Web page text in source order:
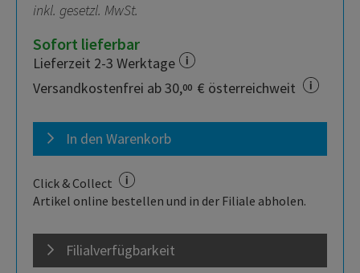
inkl. gesetzl. MwSt.
Sofort lieferbar
Lieferzeit 2-3 Werktage
Versandkostenfrei ab 30,00 € österreichweit
In den Warenkorb
Click & Collect
Artikel online bestellen und in der Filiale abholen.
Filialverfügbarkeit